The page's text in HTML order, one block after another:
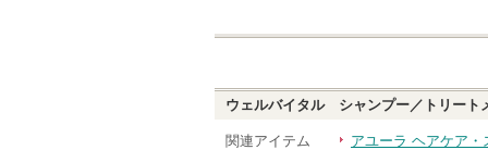
ウェルバイタル シャンプー／トリート
関連アイテム アユーラ ヘアケア・